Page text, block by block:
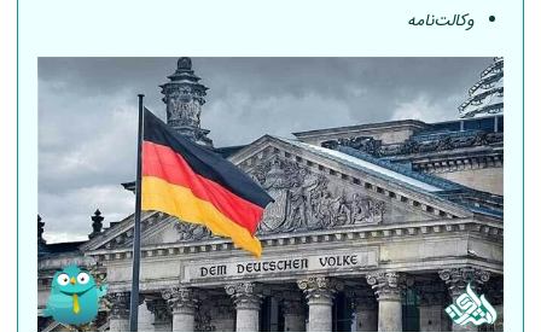
وکالت‌نامه